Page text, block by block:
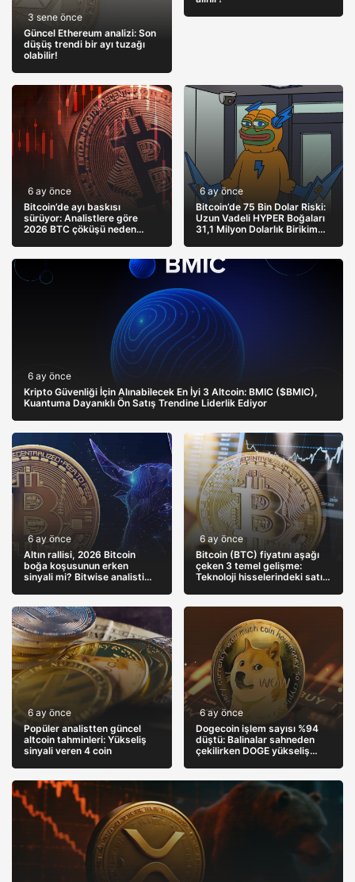
3 sene önce
Güncel Ethereum analizi: Son
düşüş trendi bir ayı tuzağı
olabilir!
6 ay önce
Bitcoin’de ayı baskısı
sürüyor: Analistlere göre
2026 BTC çöküşü neden
6 ay önce
Bitcoin’de 75 Bin Dolar Riski:
Uzun Vadeli HYPER Boğaları
31,1 Milyon Dolarlık Birikim
6 ay önce
Kripto Güvenliği İçin Alınabilecek En İyi 3 Altcoin: BMIC ($BMIC),
Kuantuma Dayanıklı Ön Satış Trendine Liderlik Ediyor
6 ay önce
Altın rallisi, 2026 Bitcoin
boğa koşusunun erken
sinyali mi? Bitwise analisti
6 ay önce
Bitcoin (BTC) fiyatını aşağı
çeken 3 temel gelişme:
Teknoloji hisselerindeki satış
6 ay önce
Popüler analistten güncel
altcoin tahminleri: Yükseliş
sinyali veren 4 coin
6 ay önce
Dogecoin işlem sayısı %94
düştü: Balinalar sahneden
çekilirken DOGE yükseliş